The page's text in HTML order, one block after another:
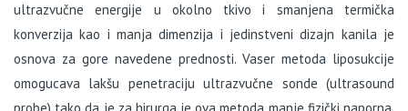
ultrazvučne energije u okolno tkivo i smanjena termička
konverzija kao i manja dimenzija i jedinstveni dizajn kanila je
osnova za gore navedene prednosti. Vaser metoda liposukcije
omogucava lakšu penetraciju ultrazvučne sonde (ultrasound